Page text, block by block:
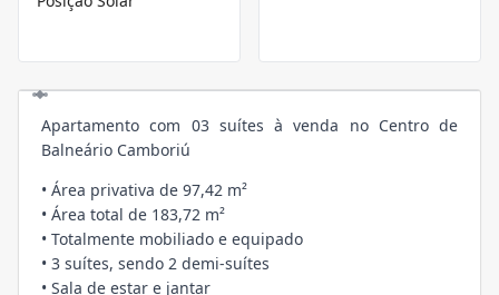
Apartamento com 03 suítes à venda no Centro de
Balneário Camboriú
• Área privativa de 97,42 m²
• Área total de 183,72 m²
• Totalmente mobiliado e equipado
• 3 suítes, sendo 2 demi-suítes
• Sala de estar e jantar